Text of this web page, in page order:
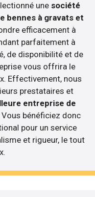
une société
bennes à gravats et
efficacement à
parfaitement à
de disponibilité et de
vous offrira le
Effectivement, nous
prestataires et
entreprise de
Vous bénéficiez donc
pour un service
et rigueur, le tout